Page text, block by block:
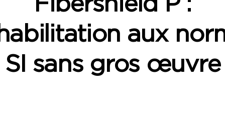
Fibershield P :
aux
SI sans gros œuvre